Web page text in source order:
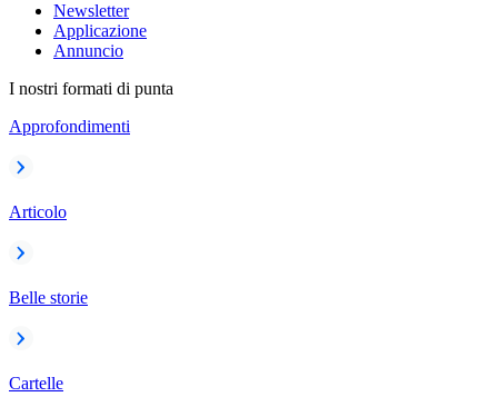
Newsletter
Applicazione
Annuncio
I nostri formati di punta
Approfondimenti
Articolo
Belle storie
Cartelle